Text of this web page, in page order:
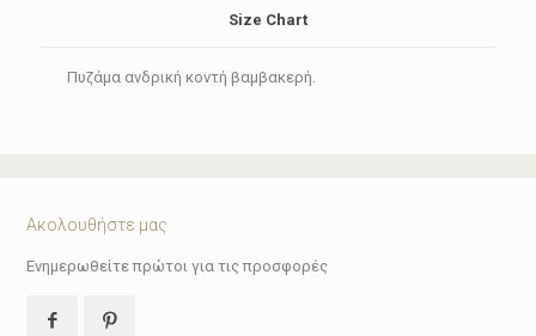
Size Chart
Πυζάμα ανδρική κοντή βαμβακερή.
Ακολουθήστε μας
Ενημερωθείτε πρώτοι για τις προσφορές